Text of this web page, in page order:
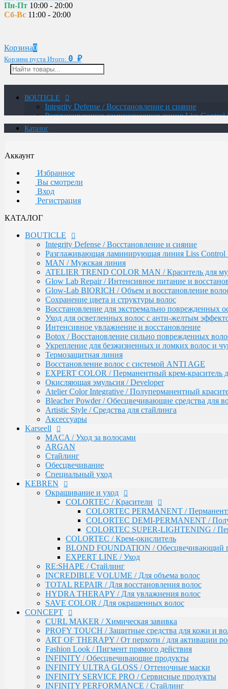
Пн-Пт 10:00 - 20:00
Сб-Вс 11:00 - 20:00
Корзина0
Корзина пуста Итого: 0 ₽
BOUTICLE
Integrity Defense / Восстановление и сияние
Разглаживающая ламинирующая линия Liss Control
MAN / Мужская линия
ATELIER TREND COLOR MAN / Краситель для
Восстановление для экстремально поврежденных
Уход для осветленных волос с анти-желтым
Интенсивное увлажнение и восстановление
Botox / Восстановление сильно поврежденных волос
Укрепление для безжизненных и ломких волос и
EXPERT COLOR / Перманентный крем-краситель
Окисляющая эмульсия / Developer
Atelier Color Integrative / Полуперманентный
Bleacher Powder / Обесцвечивающие средства для
Artistic Style / Средства для стайлинга
Аксессуары
Karseell
MACA / Уход за волосами
ARGAN
Стайлинг
Обесцвечивание
Специальный уход
KEBREN
Окрашивание и уход
COLORTEC / Красители
COLORTEC PERMANENT /
COLORTEC DEMI-PERMANENT /
COLORTEC SUPER-LIGHTENING /
COLORTEC / Крем-окислитель
BLOND FOUNDATION / Обесцвечивающий
EXPERT LINE / Уход
RE:SHAPE / Стайлинг
INCREDIBLE VOLUME / Для объема волос
TOTAL REPAIR / Для восстановления волос
HYDRA THERAPY / Для увлажнения волос
SAVE COLOR / Для окрашенных волос
CONCEPT
CURL MAKER / Химическая завивка
PROFY TOUCH / Защитные средства для кожи и
ART OF THERAPY / От перхоти / для активации
Fashion Look / Пигмент прямого действия
INFINITY / Обесцвечивающие продукты
INFINITY ULTRA GLOSS / Оттеночные маски
INFINITY SERVICE PRO / Сервисные продукты
INFINITY PERFORMANCE / Стайлинг
INFINITY BI-PHASE / Двухфазные спреи
INFINITY VITALITY FORCE / Восстановление
INFINITY COLOR LOCK / Сохранение цвета
INFINITY EXPERT CARE / Салонный уход
INFINITY AQUA BOOST / Увлажнение
Fresh Up / Оттеночный бальзам обогащенный
ANTI-YELLOW / Оттеночные средства для
PRO CURLS / Уход за вьющимися волосами
PROFY TOUCH / Уход за волосами
GLOSS EXPERT / Средства для блеска волос
BLOND TOUCH / Средства для осветления волос
ART TOUCH / Стайлинг
Concept Men / Для мужчин
Salon Total Volume / Уход для придания объема
Salon Total Soft Care / Деликатный уход для
Каталог
Аккаунт
Избранное
Вы смотрели
Вход
Регистрация
КАТАЛОГ
BOUTICLE
Integrity Defense / Восстановление и сияние
Разглаживающая ламинирующая линия Liss Control
MAN / Мужская линия
ATELIER TREND COLOR MAN / Краситель для
Glow Lab Repair / Интенсивное питание и
Glow-Lab BIORICH / Объем и восстановление
Сохранение цвета и структуры волос
Восстановление для экстремально поврежденных
Уход для осветленных волос с анти-желтым
Интенсивное увлажнение и восстановление
Botox / Восстановление сильно поврежденных
Укрепление для безжизненных и ломких волос и
Термозащитная линия
Воcстановление волос с системой ANTI AGE
EXPERT COLOR / Перманентный крем-краситель
Окисляющая эмульсия / Developer
Atelier Color Integrative / Полуперманентный
Bleacher Powder / Обесцвечивающие средства для
Artistic Style / Средства для стайлинга
Аксессуары
Karseell
MACA / Уход за волосами
ARGAN
Стайлинг
Обесцвечивание
Специальный уход
KEBREN
Окрашивание и уход
COLORTEC / Красители
COLORTEC PERMANENT /
COLORTEC DEMI-PERMANENT /
COLORTEC SUPER-LIGHTENING /
COLORTEC / Крем-окислитель
BLOND FOUNDATION / Обесцвечивающий
EXPERT LINE / Уход
RE:SHAPE / Стайлинг
INCREDIBLE VOLUME / Для объема волос
TOTAL REPAIR / Для восстановления волос
HYDRA THERAPY / Для увлажнения волос
SAVE COLOR / Для окрашенных волос
CONCEPT
CURL MAKER / Химическая завивка
PROFY TOUCH / Защитные средства для кожи и
ART OF THERAPY / От перхоти / для активации
Fashion Look / Пигмент прямого действия
INFINITY / Обесцвечивающие продукты
INFINITY ULTRA GLOSS / Оттеночные маски
INFINITY SERVICE PRO / Сервисные продукты
INFINITY PERFORMANCE / Стайлинг